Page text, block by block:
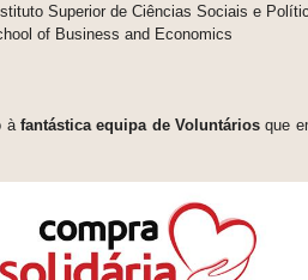
Superior de Ciências Sociais e
of Business and Economics
à fantástica equipa de Voluntáriosque